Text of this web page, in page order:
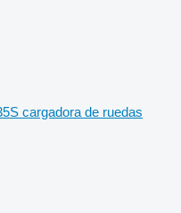
cargadora de ruedas